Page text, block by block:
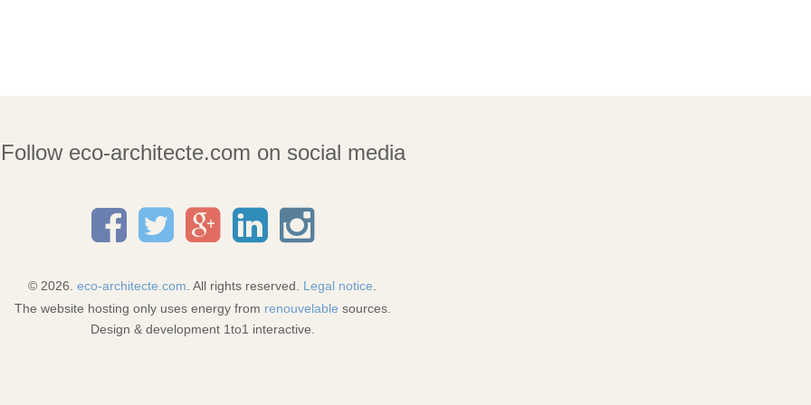
Follow eco-architecte.com on social media
© 2026.eco-architecte.com . All rights reserved. Legal notice
The website hosting only uses energy from renouvelable sources.
Design & development 1to1 interactive.